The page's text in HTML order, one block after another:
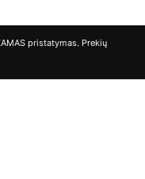
pristatymas. Prekių